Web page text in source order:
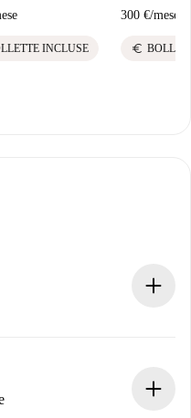
INCLUSE
300 €/mese
euro
in anticipo.